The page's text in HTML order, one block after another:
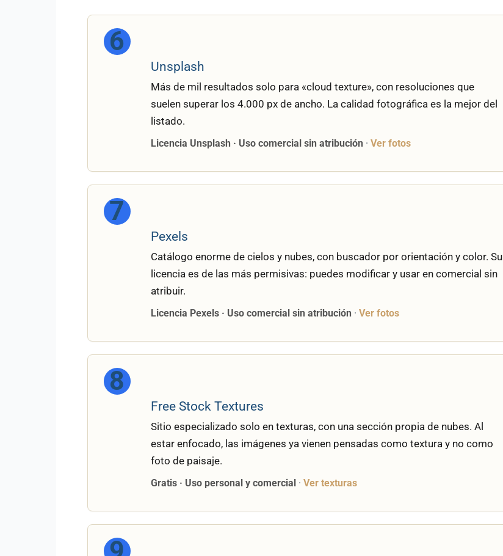
6
Unsplash
Más de mil resultados solo para «cloud texture», con resoluciones que
suelen superar los 4.000 px de ancho. La calidad fotográfica es la mejor del
listado.
Licencia Unsplash · Uso comercial sin atribución · Ver fotos
7
Pexels
Catálogo enorme de cielos y nubes, con buscador por orientación y color. Su
licencia es de las más permisivas: puedes modificar y usar en comercial sin
atribuir.
Licencia Pexels · Uso comercial sin atribución · Ver fotos
8
Free Stock Textures
Sitio especializado solo en texturas, con una sección propia de nubes. Al
estar enfocado, las imágenes ya vienen pensadas como textura y no como
foto de paisaje.
Gratis · Uso personal y comercial · Ver texturas